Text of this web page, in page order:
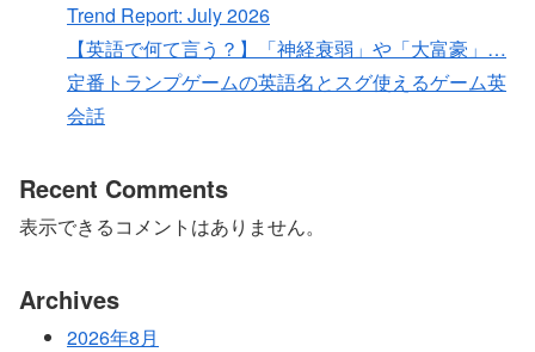
Trend Report: July 2026
【英語で何て言う？】「神経衰弱」や「大富豪」…
定番トランプゲームの英語名とスグ使えるゲーム英
会話
Recent Comments
表示できるコメントはありません。
Archives
2026年8月